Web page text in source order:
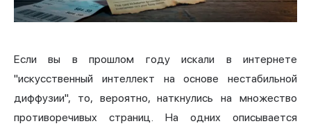
Если вы в прошлом году искали в интернете
"искусственный интеллект на основе нестабильной
диффузии", то, вероятно, наткнулись на множество
противоречивых страниц. На одних описывается